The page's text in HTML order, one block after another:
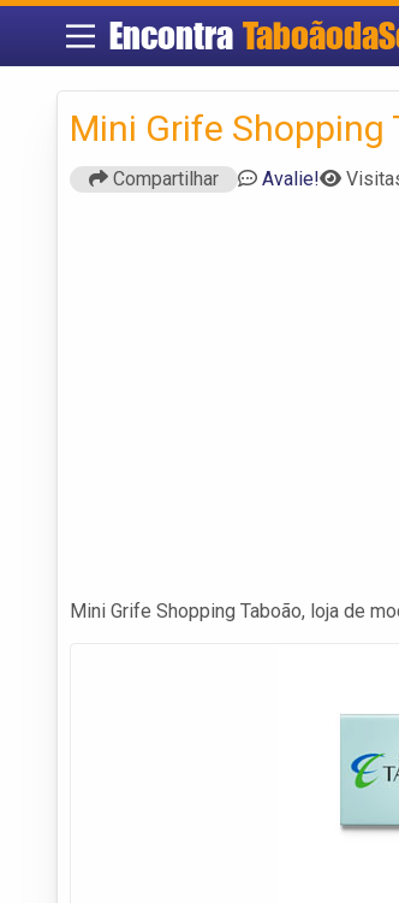
Encontra
Mini Grife Shopping
Compartilhar Avalie!
Mini Grife Shopping Taboão, loja de